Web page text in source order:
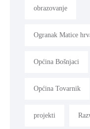
obrazovanje
Ogranak Matice
Općina Bošnjaci
Općina Tovarnik
projekti